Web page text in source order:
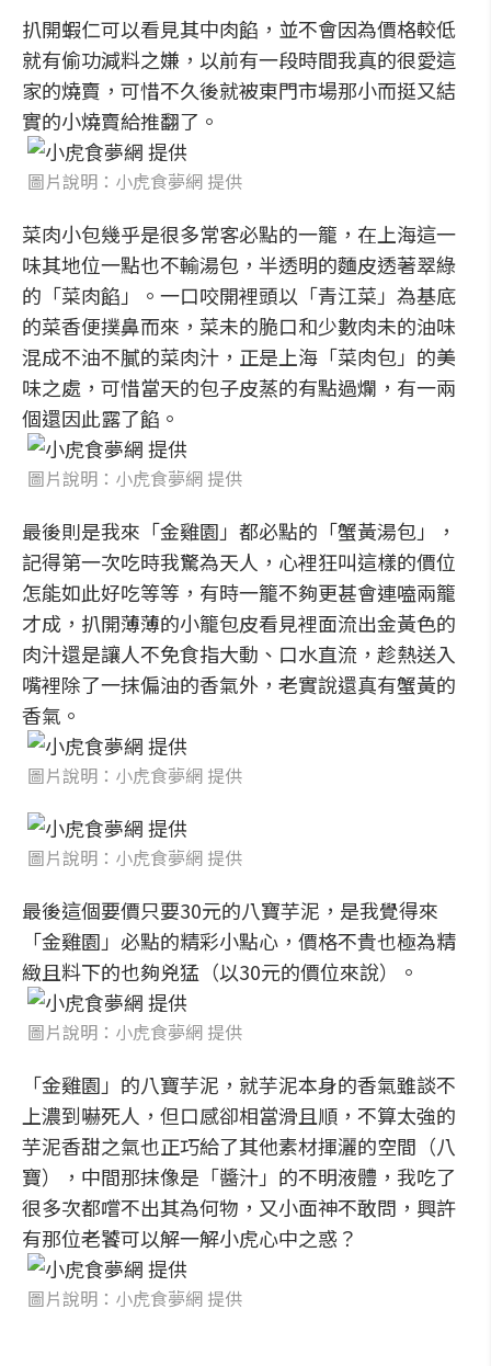
扒開蝦仁可以看見其中肉餡，並不會因為價格較低
就有偷功減料之嫌，以前有一段時間我真的很愛這
家的燒賣，可惜不久後就被東門市場那小而挺又結
實的小燒賣給推翻了。
圖片說明：小虎食夢網 提供
菜肉小包幾乎是很多常客必點的一籠，在上海這一
味其地位一點也不輸湯包，半透明的麵皮透著翠綠
的「菜肉餡」。一口咬開裡頭以「青江菜」為基底
的菜香便撲鼻而來，菜未的脆口和少數肉未的油味
混成不油不膩的菜肉汁，正是上海「菜肉包」的美
味之處，可惜當天的包子皮蒸的有點過爛，有一兩
個還因此露了餡。
圖片說明：小虎食夢網 提供
最後則是我來「金雞園」都必點的「蟹黃湯包」，
記得第一次吃時我驚為天人，心裡狂叫這樣的價位
怎能如此好吃等等，有時一籠不夠更甚會連嗑兩籠
才成，扒開薄薄的小籠包皮看見裡面流出金黃色的
肉汁還是讓人不免食指大動、口水直流，趁熱送入
嘴裡除了一抹偏油的香氣外，老實說還真有蟹黃的
香氣。
圖片說明：小虎食夢網 提供
圖片說明：小虎食夢網 提供
最後這個要價只要30元的八寶芋泥，是我覺得來
「金雞園」必點的精彩小點心，價格不貴也極為精
緻且料下的也夠兇猛（以30元的價位來說）。
圖片說明：小虎食夢網 提供
「金雞園」的八寶芋泥，就芋泥本身的香氣雖談不
上濃到嚇死人，但口感卻相當滑且順，不算太強的
芋泥香甜之氣也正巧給了其他素材揮灑的空間（八
寶），中間那抹像是「醬汁」的不明液體，我吃了
很多次都嚐不出其為何物，又小面神不敢問，興許
有那位老饕可以解一解小虎心中之惑？
圖片說明：小虎食夢網 提供